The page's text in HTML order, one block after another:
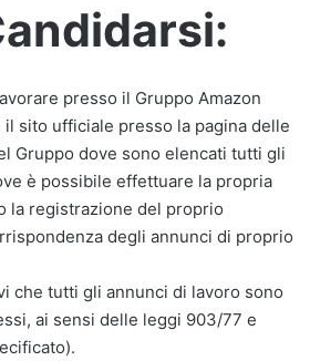
presso il Gruppo Amazon
sito ufficiale presso la pagina delle
Gruppo dove sono elencati tutti gli
è possibile effettuare la propria
la registrazione del proprio
degli annunci di proprio
che tutti gli annunci di lavoro sono
ai sensi delle leggi 903/77 e